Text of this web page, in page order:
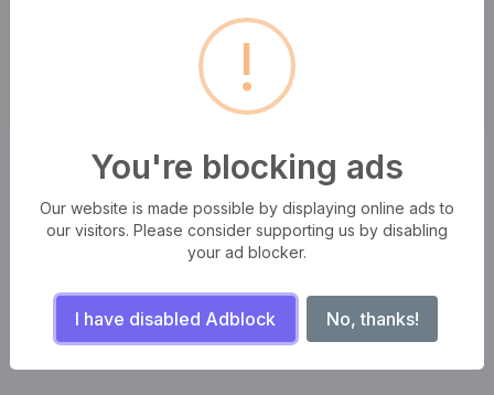
Recherche d'adresse IP !
You're blocking ads
Our website is made possible by displaying online ads to
our visitors. Please consider supporting us by disabling
your ad blocker.
I have disabled Adblock No, thanks!